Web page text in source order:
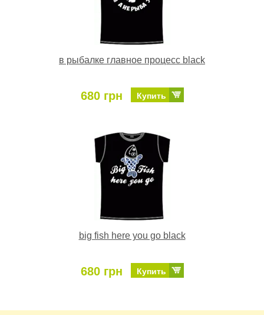
в рыбалке главное процесс black
680 грн Купить
big fish here you go black
680 грн Купить